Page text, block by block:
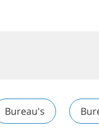
Bureau's